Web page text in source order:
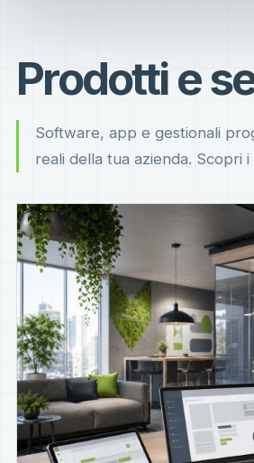
Prodotti e
Software, app e gestionali
reali della tua azienda. Scopri